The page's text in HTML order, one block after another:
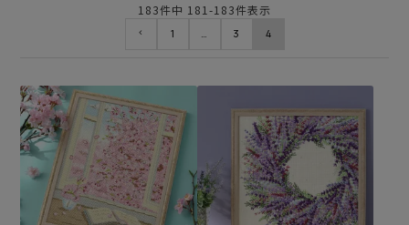
183件中 181 -183件表示
1 … 3 4